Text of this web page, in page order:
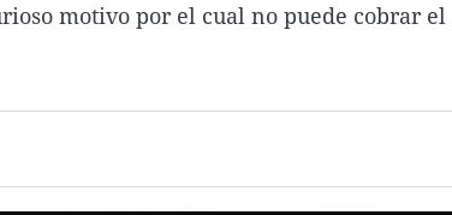
motivo por el cual no puede cobrar el